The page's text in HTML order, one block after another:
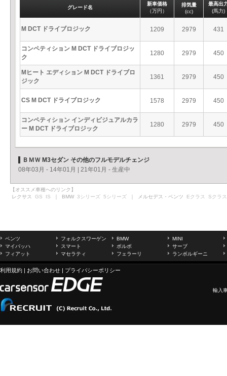
グレード名
新車価格
（万円）
排気量
(cc)
最高出
(馬力)
M DCT ドライブロジック 1209 2979 431
コンペティション M DCT ドライブロジッ
ク
1280 2979 450
Mヒート エディション M DCT ドライブロ
ジック
1361 2979 450
CS M DCT ドライブロジック 1578 2979 450
コンペティション インディビジュアルカラ
ー M DCT ドライブロジック
1280 2979 450
ＢＭＷ M3セダン その他のフルモデルチェンジ
08年03月 - 14年01月
21年01月 - 生産中
【オススメ車種へのリンク】
レクサス GS IS ｜ BMW 3シリーズ 5シリーズ ｜ メルセデス・ベンツ Eクラス Sクラス
ベンツ フォルクスワーゲン BMW
MINI
マイバッハ
スマート ボルボ
サーブ
フィアット
マセラティ フェラーリ ランボルギーニ
利用規約 | お問い合わせ | プライバシーポリシー
輸入